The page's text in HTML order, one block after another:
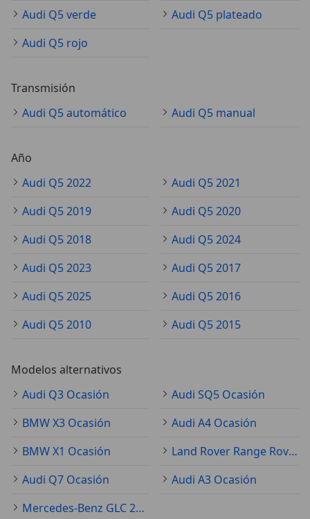
Audi Q5 verde
Audi Q5 plateado
Audi Q5 rojo
Transmisión
Audi Q5 automático
Audi Q5 manual
Año
Audi Q5 2022
Audi Q5 2021
Audi Q5 2019
Audi Q5 2020
Audi Q5 2018
Audi Q5 2024
Audi Q5 2023
Audi Q5 2017
Audi Q5 2025
Audi Q5 2016
Audi Q5 2010
Audi Q5 2015
Modelos alternativos
Audi Q3 Ocasión
Audi SQ5 Ocasión
BMW X3 Ocasión
Audi A4 Ocasión
BMW X1 Ocasión
Land Rover Range Rover Evoque Ocasión
Audi Q7 Ocasión
Audi A3 Ocasión
Mercedes-Benz GLC 250 Ocasión